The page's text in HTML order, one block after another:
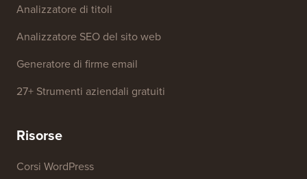
Analizzatore di titoli
Analizzatore SEO del sito web
Generatore di firme email
27+ Strumenti aziendali gratuiti
Risorse
Corsi WordPress